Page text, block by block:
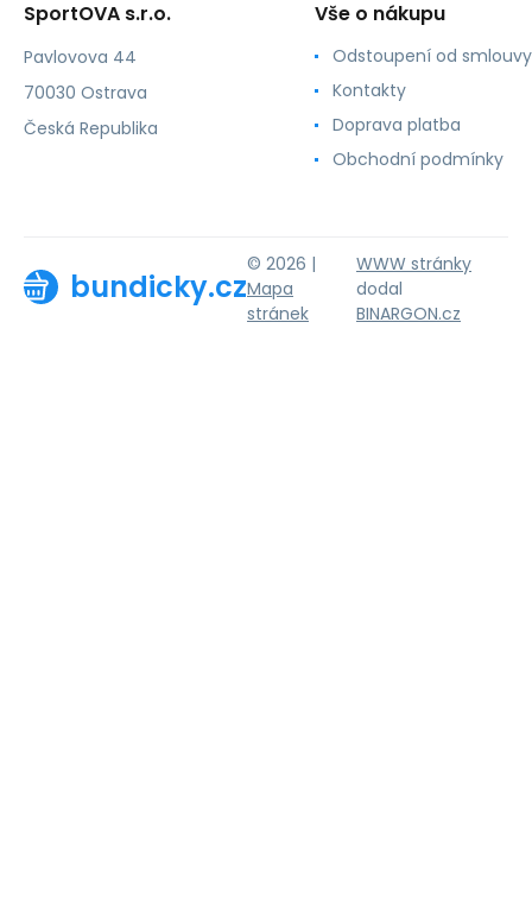
SportOVA s.r.o.
Pavlovova 44
70030 Ostrava
Česká Republika
Vše o nákupu
Odstoupení od smlouvy
Kontakty
Doprava platba
Obchodní podmínky
bundicky.cz
© 2026 |
Mapa
stránek
WWW stránky
dodal
BINARGON.cz